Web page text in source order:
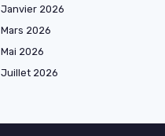
Janvier 2026
Mars 2026
Mai 2026
Juillet 2026